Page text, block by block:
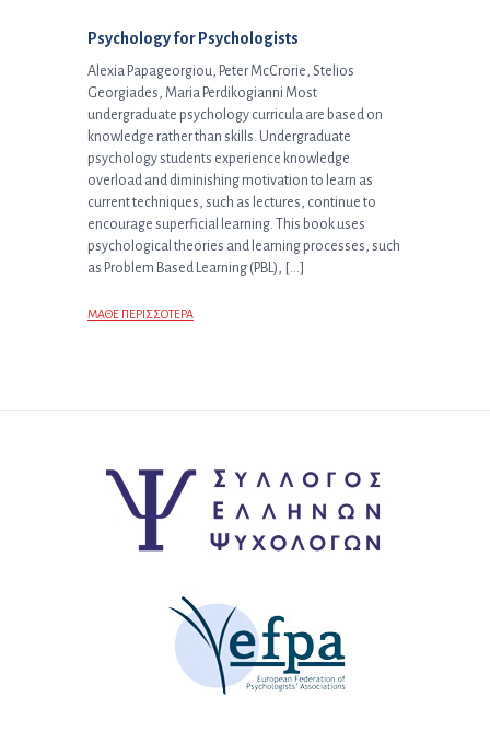
Επόμενο άρθρο:
Psychology for Psychologists
Alexia Papageorgiou, Peter McCrorie, Stelios
Georgiades, Maria Perdikogianni Most
undergraduate psychology curricula are based on
knowledge rather than skills. Undergraduate
psychology students experience knowledge
overload and diminishing motivation to learn as
current techniques, such as lectures, continue to
encourage superficial learning. This book uses
psychological theories and learning processes, such
as Problem Based Learning (PBL), […]
ΜΑΘΕ ΠΕΡΙΣΣΟΤΕΡΑ